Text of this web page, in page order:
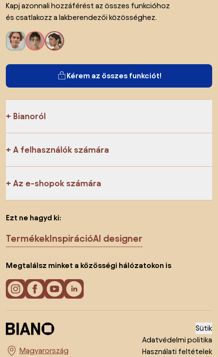
Kapj azonnali hozzáférést az összes funkcióhoz
és csatlakozz a lakberendezői közösséghez.
Kérem az összes funkciót!
Bianoról
A felhasználók számára
Az e-shopok számára
Ezt ne hagyd ki:
TermékekInspirációAI designer
Megtalálsz minket a közösségi hálózatokon is
Sütik
Adatvédelmi politika
Használati feltételek